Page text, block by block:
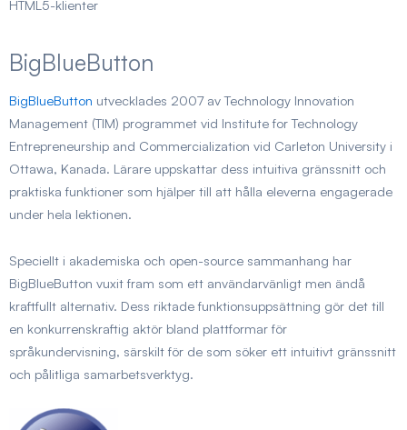
HTML5-klienter
BigBlueButton
BigBlueButton utvecklades 2007 av Technology Innovation
Management (TIM) programmet vid Institute for Technology
Entrepreneurship and Commercialization vid Carleton University i
Ottawa, Kanada. Lärare uppskattar dess intuitiva gränssnitt och
praktiska funktioner som hjälper till att hålla eleverna engagerade
under hela lektionen.
Speciellt i akademiska och open-source sammanhang har
BigBlueButton vuxit fram som ett användarvänligt men ändå
kraftfullt alternativ. Dess riktade funktionsuppsättning gör det till
en konkurrenskraftig aktör bland plattformar för
språkundervisning, särskilt för de som söker ett intuitivt gränssnitt
och pålitliga samarbetsverktyg.